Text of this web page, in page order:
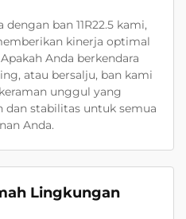
ban 11R22.5 kami,
kinerja optimal
Anda berkendara
atau bersalju, ban kami
unggul yang
dan stabilitas untuk semua
Anda.
Lingkungan